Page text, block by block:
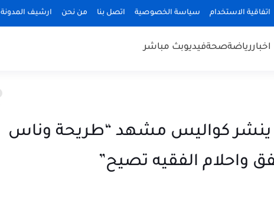
اتفاقية الاستخدام سياسة الخصوصية اتصل بنا من نحن ارشيف المدونة
اخباررياضةصحةفيديوبث مباشر
ينشر كواليس مشهد “طريحة وناس
واحلام الفقيه تصيح”